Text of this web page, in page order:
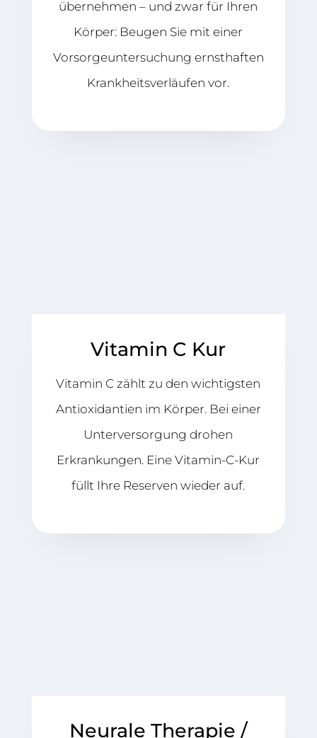
übernehmen – und zwar für Ihren
Körper: Beugen Sie mit einer
Vorsorgeuntersuchung ernsthaften
Krankheitsverläufen vor.
Vitamin C Kur
Vitamin C zählt zu den wichtigsten
Antioxidantien im Körper. Bei einer
Unterversorgung drohen
Erkrankungen. Eine Vitamin-C-Kur
füllt Ihre Reserven wieder auf.
Neurale Therapie /